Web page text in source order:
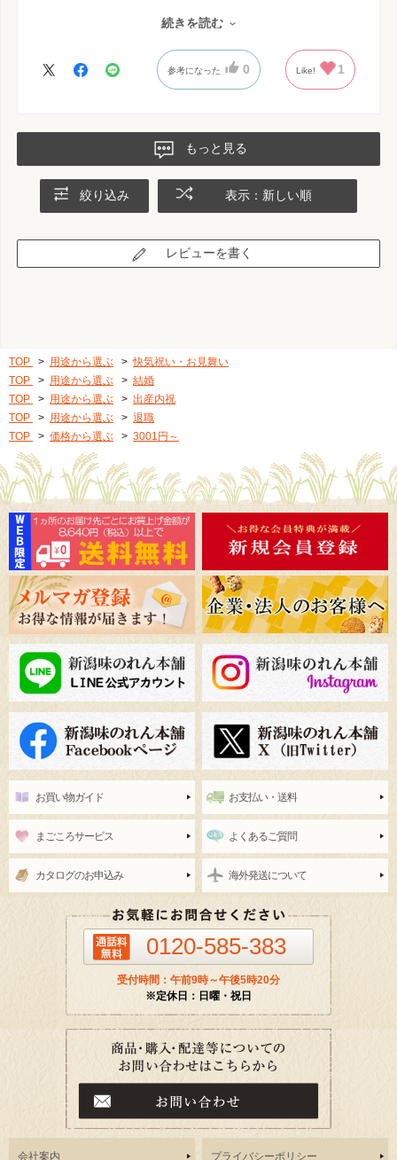
私も以前お友達からいただき、美味しかったので今回購
他にもおせんべい好きがいるのでまた注文しようと思っ
続きを読む
参考になった 0 Like! 1
もっと見る
絞り込み 表示：新しい順
レビューを書く
TOP > 用途から選ぶ > 快気祝い・お見舞い
TOP
> 用途から選ぶ > 結婚
TOP
> 用途から選ぶ > 出産内祝
TOP
> 用途から選ぶ > 退職
TOP
> 価格から選ぶ > 3001円～
お買い物ガイド お支払い・送料
まごころサービス よくあるご質問
カタログのお申込み 海外発送について
0120-585-383
受付時間：午前9時～午後5時20分
※定休日：日曜・祝日
会社案内 プライバシーポリシー